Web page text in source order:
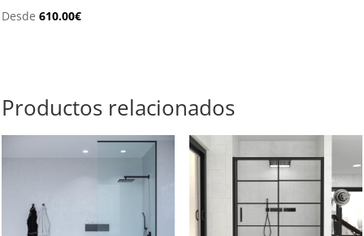
Desde610.00€
Productos relacionados